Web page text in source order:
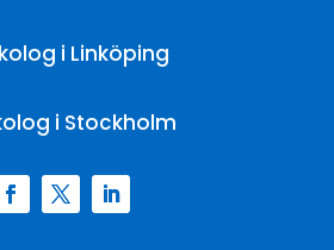
i Linköping
i Stockholm